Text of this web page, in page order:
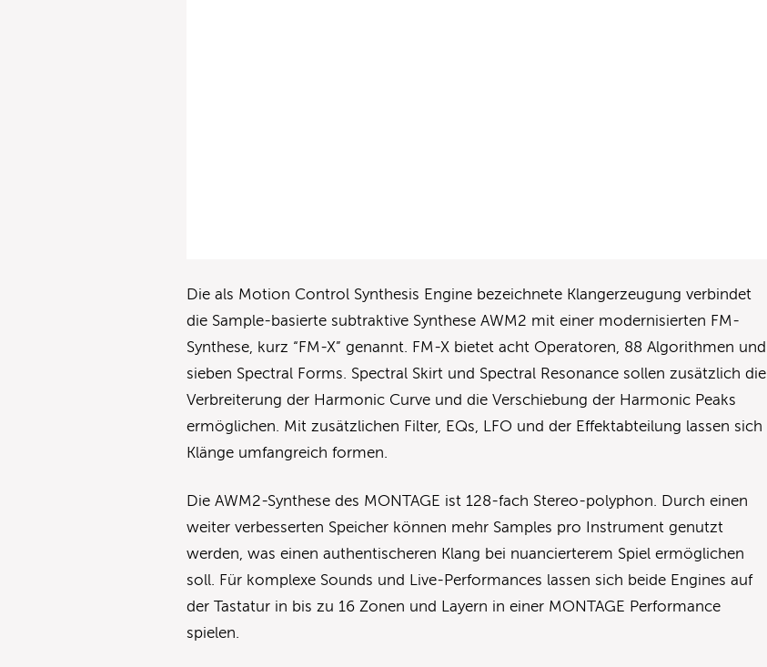
Die als Motion Control Synthesis Engine bezeichnete Klangerzeugung verbindet
die Sample-basierte subtraktive Synthese AWM2 mit einer modernisierten FM-
Synthese, kurz “FM-X” genannt. FM-X bietet acht Operatoren, 88 Algorithmen und
sieben Spectral Forms. Spectral Skirt und Spectral Resonance sollen zusätzlich die
Verbreiterung der Harmonic Curve und die Verschiebung der Harmonic Peaks
ermöglichen. Mit zusätzlichen Filter, EQs, LFO und der Effektabteilung lassen sich
Klänge umfangreich formen.
Die AWM2-Synthese des MONTAGE ist 128-fach Stereo-polyphon. Durch einen
weiter verbesserten Speicher können mehr Samples pro Instrument genutzt
werden, was einen authentischeren Klang bei nuancierterem Spiel ermöglichen
soll. Für komplexe Sounds und Live-Performances lassen sich beide Engines auf
der Tastatur in bis zu 16 Zonen und Layern in einer MONTAGE Performance
spielen.